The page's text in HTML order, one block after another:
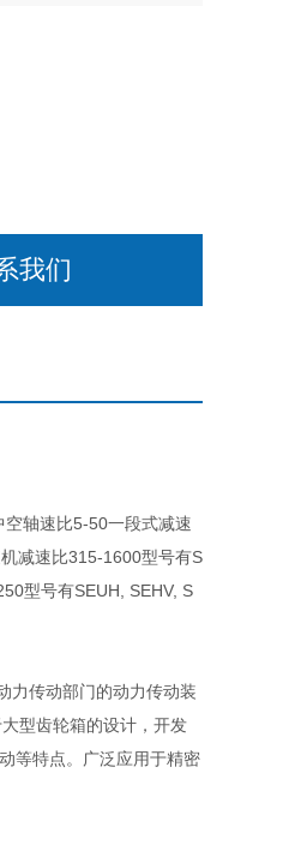
我们
轴速比5-50一段式减速
减速比315-1600型号有S
型号有SEUH, SEHV, S
力传动部门的动力传动装
型齿轮箱的设计，开发
等特点。广泛应用于精密